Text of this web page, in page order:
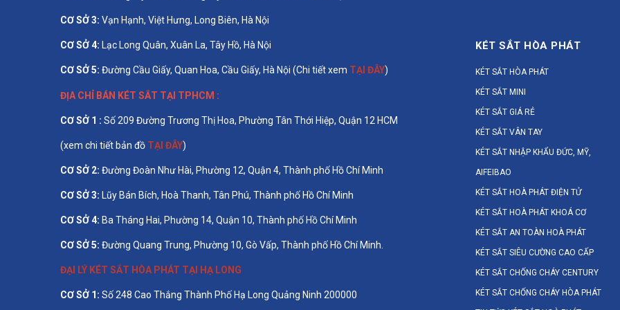
CƠ SỞ 3: Vạn Hạnh, Việt Hưng, Long Biên, Hà Nội
CƠ SỞ 4: Lạc Long Quân, Xuân La, Tây Hồ, Hà Nội
CƠ SỞ 5: Đường Cầu Giấy, Quan Hoa, Cầu Giấy, Hà Nội (Chi tiết xem TẠI ĐÂY)
ĐỊA CHỈ BÁN KÉT SẮT TẠI TPHCM :
CƠ SỞ 1 : Số 209 Đường Trương Thị Hoa, Phường Tân Thới Hiệp, Quận 12 HCM
(xem chi tiết bản đồ TẠI ĐÂY)
CƠ SỞ 2: Đường Đoàn Như Hài, Phường 12, Quận 4, Thành phố Hồ Chí Minh
CƠ SỞ 3: Lũy Bán Bích, Hoà Thanh, Tân Phú, Thành phố Hồ Chí Minh
CƠ SỞ 4: Ba Tháng Hai, Phường 14, Quận 10, Thành phố Hồ Chí Minh
CƠ SỞ 5: Đường Quang Trung, Phường 10, Gò Vấp, Thành phố Hồ Chí Minh.
ĐẠI LÝ KÉT SẮT HÒA PHÁT TẠI HẠ LONG
CƠ SỞ 1: Số 248 Cao Thắng Thành Phố Hạ Long Quảng Ninh 200000
KÉT SẮT HÒA PHÁT
KÉT SẮT HÒA PHÁT
KÉT SẮT MINI
KÉT SẮT GIÁ RẺ
KÉT SẮT VÂN TAY
KÉT SẮT NHẬP KHẨU ĐỨC, MỸ,
AIFEIBAO
KÉT SẮT HOÀ PHÁT ĐIỆN TỬ
KÉT SẮT HOÀ PHÁT KHOÁ CƠ
KÉT SẮT AN TOÀN HOÀ PHÁT
KÉT SẮT SIÊU CƯỜNG CAO CẤP
KÉT SẮT CHỐNG CHÁY CENTURY
KÉT SẮT CHỐNG CHÁY HÒA PHÁT